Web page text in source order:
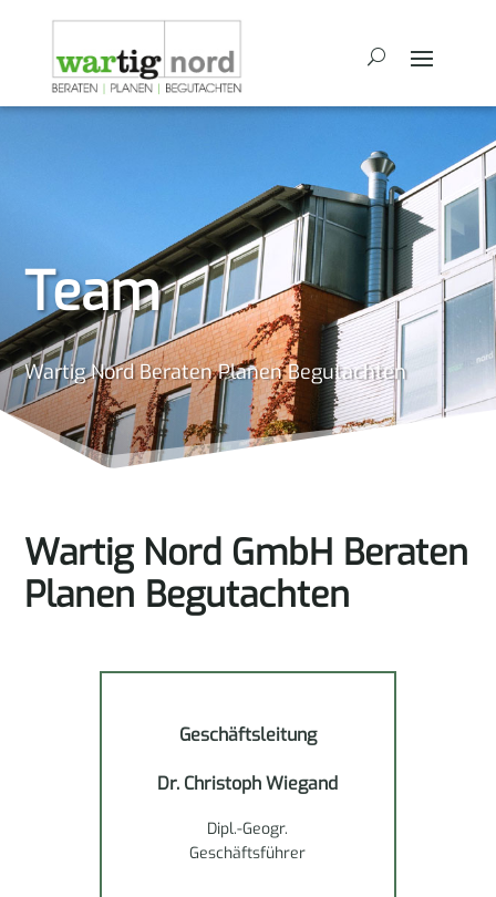
Team
Wartig Nord Beraten Planen Begutachten
Wartig Nord GmbH Beraten
Planen Begutachten
Geschäftsleitung
Dr. Christoph Wiegand
Dipl.-Geogr.
Geschäftsführer